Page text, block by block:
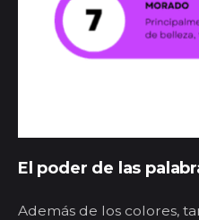
El poder de las
Además de los colores,